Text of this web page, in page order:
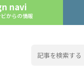
navi
からの情報